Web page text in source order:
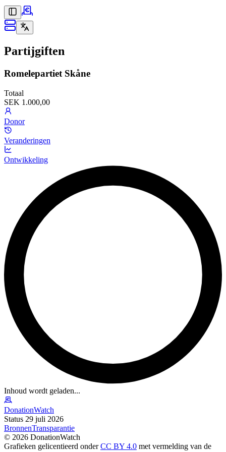
Partijgiften
Romelepartiet Skåne
Totaal
SEK 1.000,00
Donor
Veranderingen
Ontwikkeling
Inhoud wordt geladen...
DonationWatch
Status 29 juli 2026
BronnenTransparantie
© 2026 DonationWatch
Grafieken gelicentieerd onderCC BY 4.0 met vermelding van de